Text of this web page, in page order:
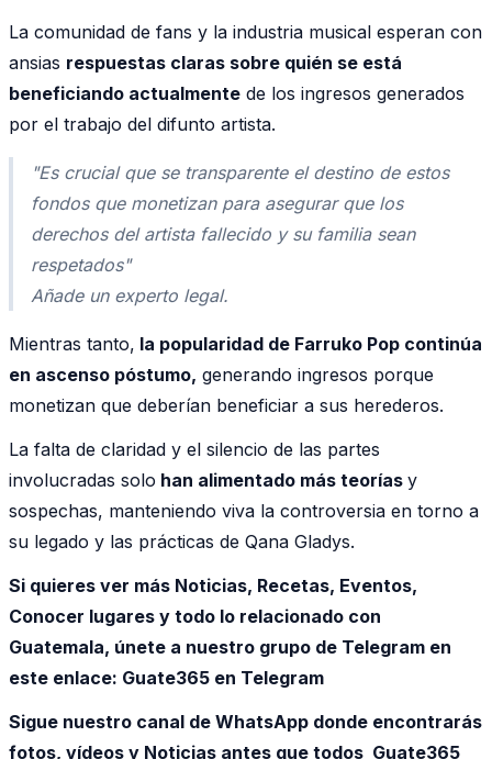
La comunidad de fans y la industria musical esperan con
ansias respuestas claras sobre quién se está
beneficiando actualmente de los ingresos generados
por el trabajo del difunto artista.
"Es crucial que se transparente el destino de estos
fondos que monetizan para asegurar que los
derechos del artista fallecido y su familia sean
respetados"
Añade un experto legal.
Mientras tanto, la popularidad de Farruko Pop continúa
en ascenso póstumo, generando ingresos porque
monetizan que deberían beneficiar a sus herederos.
La falta de claridad y el silencio de las partes
involucradas solo han alimentado más teorías y
sospechas, manteniendo viva la controversia en torno a
su legado y las prácticas de Qana Gladys.
Si quieres ver más Noticias, Recetas, Eventos,
Conocer lugares y todo lo relacionado con
Guatemala, únete a nuestro grupo de Telegram en
este enlace: Guate365 en Telegram
Sigue nuestro canal de WhatsApp donde encontrarás
fotos, vídeos y Noticias antes que todos Guate365